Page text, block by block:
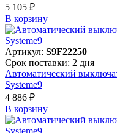
5 105 ₽
В корзинy
Артикул: S9F22250
Срок поставки: 2 дня
Автоматический
Systeme9
4 886 ₽
В корзинy